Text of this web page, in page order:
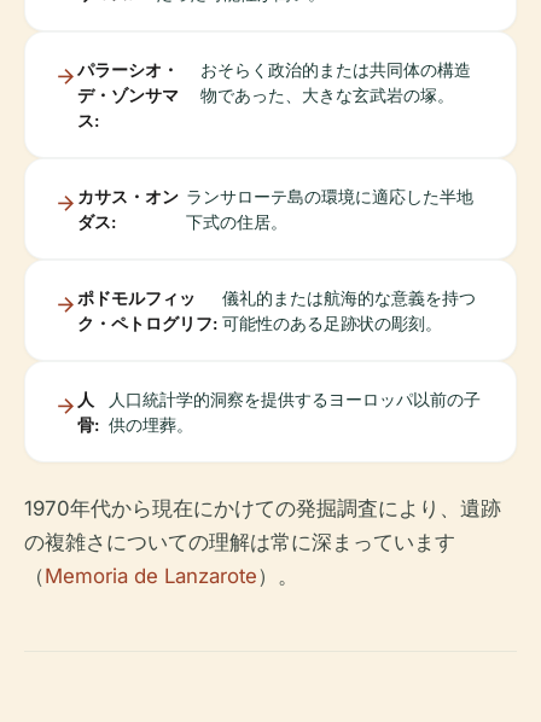
パラーシオ・
デ・ゾンサマ
ス:
おそらく政治的または共同体の構造
物であった、大きな玄武岩の塚。
カサス・オン
ダス:
ランサローテ島の環境に適応した半地
下式の住居。
ポドモルフィッ
ク・ペトログリフ:
儀礼的または航海的な意義を持つ
可能性のある足跡状の彫刻。
人
骨:
人口統計学的洞察を提供するヨーロッパ以前の子
供の埋葬。
1970年代から現在にかけての発掘調査により、遺跡
の複雑さについての理解は常に深まっています
（Memoria de Lanzarote）。